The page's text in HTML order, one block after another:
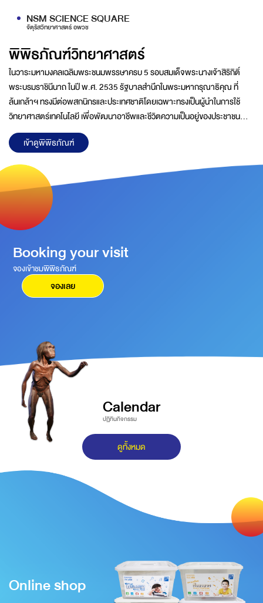
พิพิธภัณฑ์วิทยาศาสตร์
ในวาระมหามงคลเฉลิมพระชนมพรรษาครบ 5 รอบสมเด็จพระนางเจ้าสิริกิติ์
พระบรมราชินีนาถ ในปี พ.ศ. 2535 รัฐบาลสำนึกในพระมหากรุณาธิคุณ ที่
ล้นเกล้าฯ ทรงมีต่อพสกนิกรและประเทศชาติโดยเฉพาะทรงเป็นผู้นำในการใช้
วิทยาศาสตร์เทคโนโลยี เพื่อพัฒนาอาชีพและชีวิตความเป็นอยู่ของประชาชน
ฟื้นฟูทรัพยากรธรรมชาติ และสิ่งแวดล้อมตลอดจนการอนุรักษ์ศิลปวัฒนธรรม
ของไทยในท้องถิ่นชนบทที่ห่างไกลมาอย่างต่อเนื่องด้วยความวิริยะอุตสาหะจน
การตื่นตัวด้านการวิจัยและพัฒนาทางวิทยาศาสตร์ และเทคโนโลยีในชีวิตประจำ
วัน ส่งผลต่อการยกระดับสภาพความเป็นอยู่ของประชาชน และการพัฒนา
ประเทศอย่างมีประสิทธิภาพคณะรัฐมนตรีในครั้งนั้นจึงได้ดำเนิน
เข้าดูพิพิธภัณฑ์
NSM SCIENCE SQUARE
จัตุรัสวิทยาศาสตร์ อพวช
Booking your visit
จองเข้าชมพิพิธภัณฑ์
จองเลย
Calendar
ปฏิทินกิจกรรม
ดูทั้งหมด
Online shop